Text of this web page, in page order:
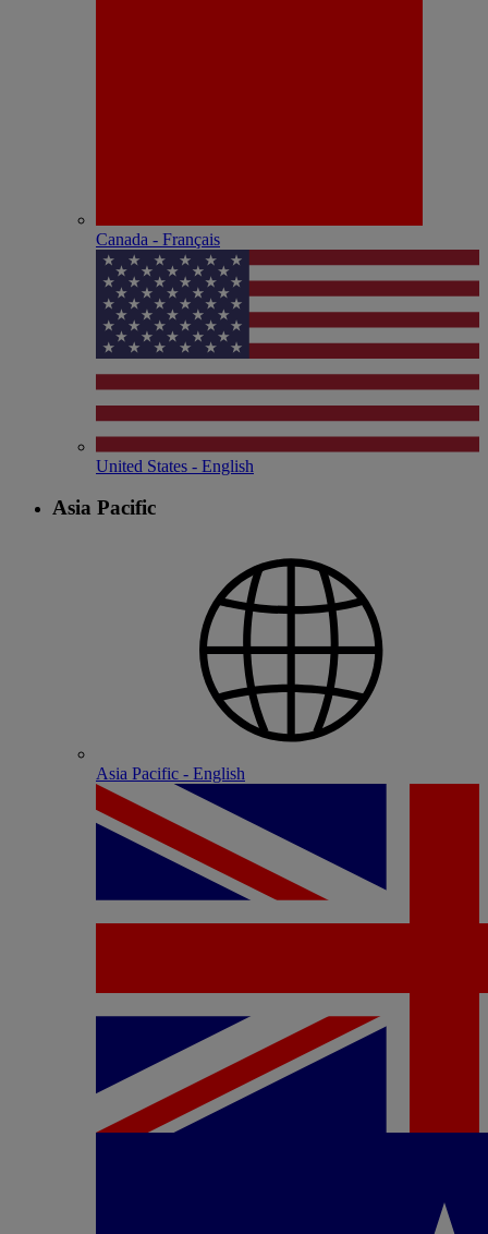
Canada - Français
United States - English
Asia Pacific
Asia Pacific - English